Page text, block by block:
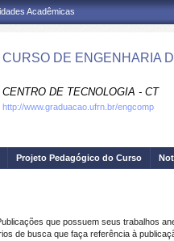
Acadêmicas
CURSO DE ENGENHARIA
CENTRO DE TECNOLOGIA - CT
http://www.graduacao.ufrn.br/engcomp
Projeto Pedagógico do Curso
que possuem seus trabalhos
de busca que faça referência à